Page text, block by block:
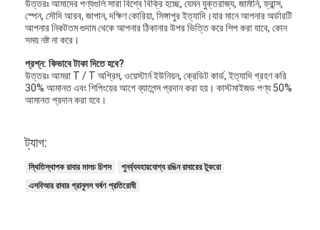
উত্তরঃ আমাদের পণ্যগুলি সারা বিশ্বে বিক্রি হচ্ছে, যেমন যুক্তরাজ্য, জার্মানি, ফ্রান্স,
স্পেন, সৌদি আরব, জাপান, দক্ষিণ কোরিয়া, সিঙ্গাপুর ইত্যাদি।যার মানে আপনার অর্ডারটি
আপনার নিকটতম গুদাম থেকে আপনার ঠিকানার উপর ভিত্তি করে শিপ করা যাবে, কোন
সময় নষ্ট না করে।
প্রশ্ন: কিভাবে টাকা দিতে হবে?
উত্তরঃ আমরা T / T অগ্রিম, ওয়েস্টার্ন ইউনিয়ন, ক্রেডিট কার্ড, ইত্যাদি গ্রহণ করি
30% আমানত এবং শিপিংয়ের আগে ব্যালেন্স প্রদান করা হয়। কাস্টমাইজড পণ্য 50%
আমানত প্রদান করা হবে।
ট্যাগ:
স্থিতিস্থাপক রাবার মালচ চিপস
পুনর্ব্যবহারযোগ্য রঙিন রাবারের টুকরো
এসবিআর রাবার গ্রানুলস ঘর্ষণ প্রতিরোধী